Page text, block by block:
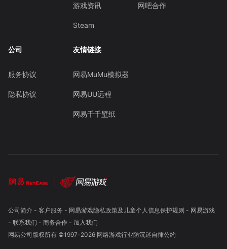
游戏资讯
Steam
网吧合作
公司
服务协议
隐私协议
友情链接
网易MuMu模拟器
网易UU远程
网易千千壁纸
公司简介- 客户服务 - 网易游戏隐私政策及儿童个人信息保护规则 - 网易游戏
- 联系我们 - 商务合作- 加入我们
网易公司版权所有 ©1997-2026 网络游戏行业防沉迷自律公约